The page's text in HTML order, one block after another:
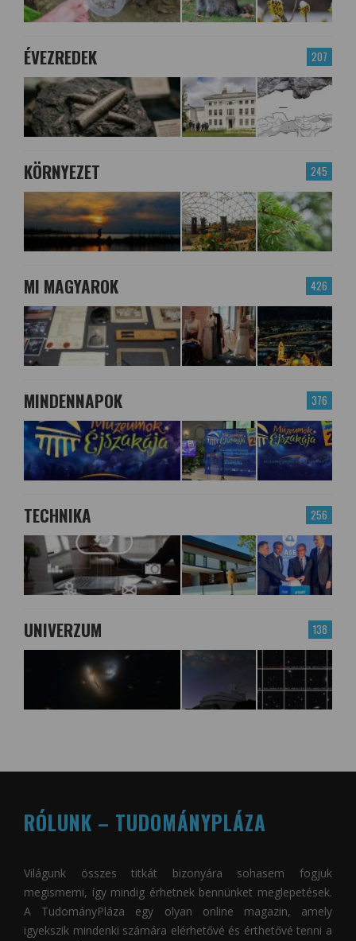
207
ÉVEZREDEK
245
KÖRNYEZET
426
MI MAGYAROK
376
MINDENNAPOK
256
TECHNIKA
138
UNIVERZUM
RÓLUNK – TUDOMÁNYPLÁZA
Világunk összes titkát bizonyára sohasem fogjuk
megismerni, így mindig érhetnek bennünket meglepetések.
A TudományPláza egy olyan online magazin, amely
igyekszik mindenki számára elérhetővé és érthetővé tenni a